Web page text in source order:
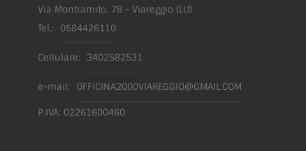
Via Montramito, 78 - Viareggio (LU)
Tel.:
0584426110
Cellulare: 3402582531
e-mail: OFFICINA2000VIAREGGIO@GMAIL.COM
P.IVA: 02261600460